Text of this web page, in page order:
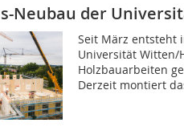
Neubau der
Seit März entsteht
Universität Witten/
Holzbauarbeiten
Derzeit montiert